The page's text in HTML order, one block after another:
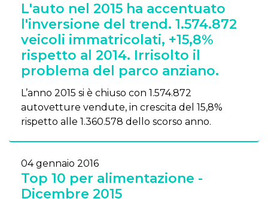
L'auto nel 2015 ha accentuato
l'inversione del trend. 1.574.872
veicoli immatricolati, +15,8%
rispetto al 2014. Irrisolto il
problema del parco anziano.
L’anno 2015 si è chiuso con 1.574.872
autovetture vendute, in crescita del 15,8%
rispetto alle 1.360.578 dello scorso anno.
04 gennaio 2016
Top 10 per alimentazione -
Dicembre 2015